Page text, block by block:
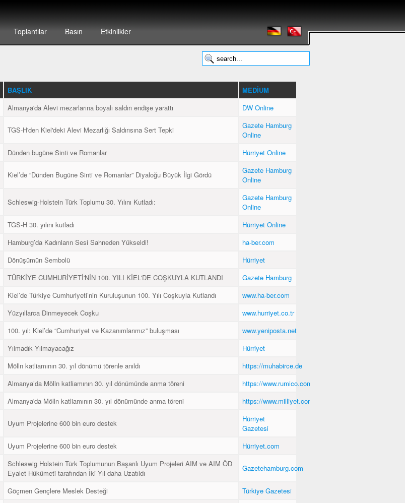
Toplantılar Basın Etkinlikler
BAŞLIK
MEDIUM
Almanya'da Alevi mezarlarına boyalı saldırı endişe yarattı DW Online
TGS-H'den Kiel'deki Alevi Mezarlığı Saldırısına Sert Tepki
Gazete Hamburg
Online
Dünden bugüne Sinti ve Romanlar Hürriyet Online
Kiel’de “Dünden Bugüne Sinti ve Romanlar” Diyaloğu Büyük İlgi Gördü
Gazete Hamburg
Online
Schleswig-Holstein Türk Toplumu 30. Yılını Kutladı:
Gazete Hamburg
Online
TGS-H 30. yılını kutladı
Hürriyet Online
Hamburg’da Kadınların Sesi Sahneden Yükseldi!
ha-ber.com
Dönüşümün Sembolü
Hürriyet
TÜRKİYE CUMHURİYETİ'NİN 100. YILI KİEL'DE COŞKUYLA KUTLANDI
Gazete Hamburg
Kiel’de Türkiye Cumhuriyeti’nin Kuruluşunun 100. Yılı Coşkuyla Kutlandı
www.ha-ber.com
Yüzyıllarca Dinmeyecek Coşku
www.hurriyet.co.tr
100. yıl: Kiel’de “Cumhuriyet ve Kazanımlarımız” buluşması
www.yeniposta.net
Yılmadık Yılmayacağız
Hürriyet
Mölln katliamının 30. yıl dönümü törenle anıldı
https://muhabirce.de
Almanya’da Mölln katliamının 30. yıl dönümünde anma töreni
https://www.rumico.com.tr
Almanya'da Mölln katliamının 30. yıl dönümünde anma töreni https://www.milliyet.com.tr
Uyum Projelerine 600 bin euro destek
Hürriyet
Gazetesi
Uyum Projelerine 600 bin euro destek Hürriyet.com
Schleswig Holstein Türk Toplumunun Başarılı Uyum Projeleri AIM ve AIM ÖD
Eyalet Hükümeti tarafından İki Yıl daha Uzatıldı
Gazetehamburg.com
Göçmen Gençlere Meslek Desteği Türkiye Gazetesi